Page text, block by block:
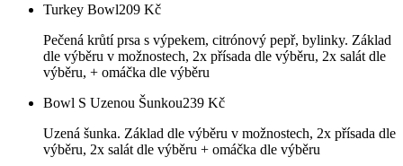
Turkey Bowl209 Kč
Pečená krůtí prsa s výpekem, citrónový pepř, bylinky. Základ
dle výběru v možnostech, 2x přísada dle výběru, 2x salát dle
výběru, + omáčka dle výběru
Bowl S Uzenou Šunkou239 Kč
Uzená šunka. Základ dle výběru v možnostech, 2x přísada dle
výběru, 2x salát dle výběru + omáčka dle výběru